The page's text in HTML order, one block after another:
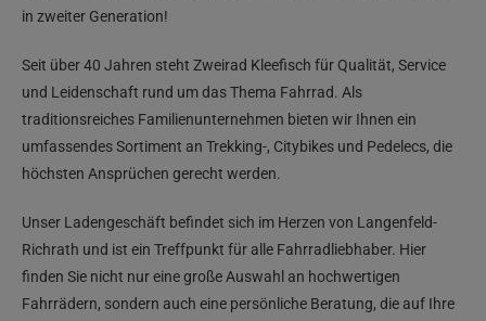
in zweiter Generation!
Seit über 40 Jahren steht Zweirad Kleefisch für Qualität, Service
und Leidenschaft rund um das Thema Fahrrad. Als
traditionsreiches Familienunternehmen bieten wir Ihnen ein
umfassendes Sortiment an Trekking-, Citybikes und Pedelecs, die
höchsten Ansprüchen gerecht werden.
Unser Ladengeschäft befindet sich im Herzen von Langenfeld-
Richrath und ist ein Treffpunkt für alle Fahrradliebhaber. Hier
finden Sie nicht nur eine große Auswahl an hochwertigen
Fahrrädern, sondern auch eine persönliche Beratung, die auf Ihre